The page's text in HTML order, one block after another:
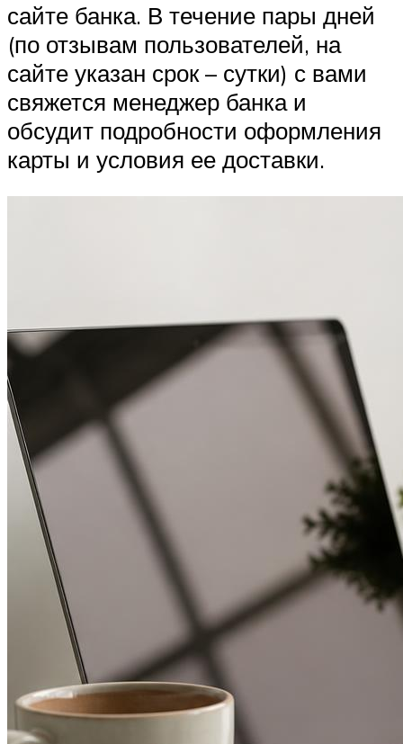
сайте банка. В течение пары дней
(по отзывам пользователей, на
сайте указан срок – сутки) с вами
свяжется менеджер банка и
обсудит подробности оформления
карты и условия ее доставки.